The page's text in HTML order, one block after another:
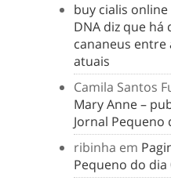
buy cialis
DNA diz que há
cananeus entre
atuais
Camila Santos
Mary Anne –
Jornal Pequeno
ribinha em
Pequeno do